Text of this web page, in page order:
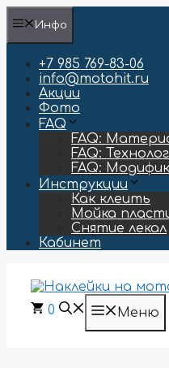
Перейти
содержимому
Инфо
+7 985 769-83-06
info@motohit.ru
Акции
Фото
FAQ
FAQ:
FAQ:
FAQ:
Инструкции
Как клеить
Мойка
Снятие лекал
Кабинет
0 Меню